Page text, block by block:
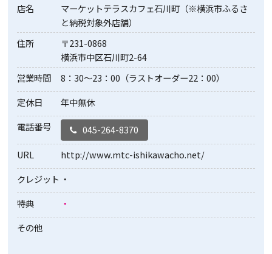
店名
マーケットテラスカフェ石川町（※横浜市ふるさ
と納税対象外店舗）
住所
〒231-0868
横浜市中区石川町2-64
営業時間
8：30～23：00（ラストオーダー22：00）
定休日
年中無休
電話番号
045-264-8370
URL
http://www.mtc-ishikawacho.net/
クレジット ・
特典
・
その他